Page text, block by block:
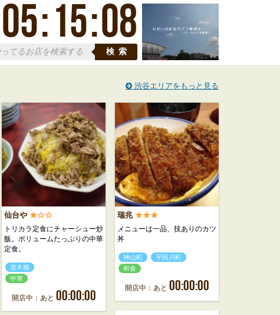
05:15:08
検索
渋谷エリアをもっと見る
仙台や ★☆☆
トリカラ定食にチャーシュー炒
飯。ボリュームたっぷりの中華
定食。
並木橋
中華
開店中：あと 00:00:00
瑞兆 ★★★
メニューは一品、技ありのカツ
丼
神山町
宇田川町
和食
開店中：あと 00:00:00